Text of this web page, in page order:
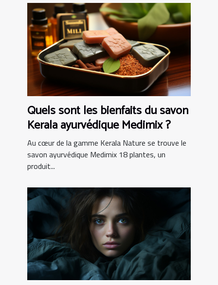
Quels sont les bienfaits du savon
Kerala ayurvédique Medimix ?
Au cœur de la gamme Kerala Nature se trouve le
savon ayurvédique Medimix 18 plantes, un
produit...